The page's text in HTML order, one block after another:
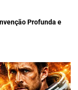
Profunda e